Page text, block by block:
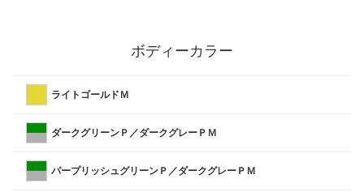
ボディーカラー
ライトゴールドＭ
ダークグリーンＰ／ダークグレーＰＭ
パープリッシュグリーンＰ／ダークグレーＰＭ